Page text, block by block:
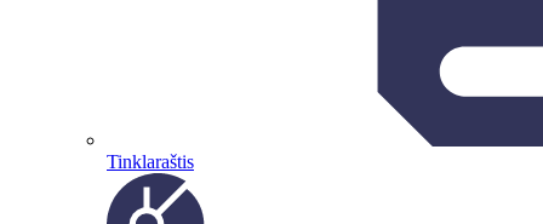
Tinklaraštis